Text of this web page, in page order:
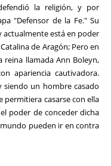
la religión, y por
"Defensor de la Fe." Su
actualmente está en poder
de Aragón; Pero en
llamada Ann Boleyn,
apariencia cautivadora.
siendo un hombre casado
permitiera casarse con ella
poder de conceder dicha
pueden ir en contra